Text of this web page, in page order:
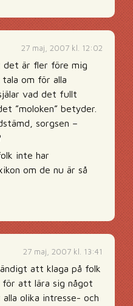
27 maj, 2007 kl. 12:02
det är fler före mig
om för alla
vad det fullt
”moloken” betyder.
sorgsen –
inte har
om de nu är så
27 maj, 2007 kl. 13:41
att klaga på folk
för att lära sig något
olika intresse- och